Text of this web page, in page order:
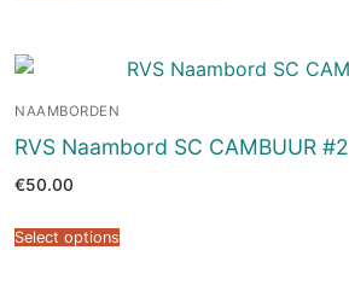
NAAMBORDEN
RVS Naambord SC CAMBUUR #2
€50.00
Select options